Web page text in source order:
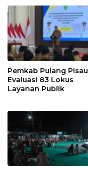
Pemkab Pulang Pisau
Evaluasi 83 Lokus
Layanan Publik